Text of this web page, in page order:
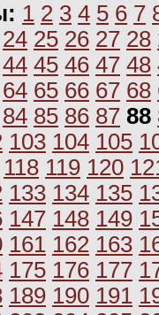
1 2 3 4 5 6 7
24 25 26 27 28
44 45 46 47 48
64 65 66 67 68
84 85 86 87 88
103 104 105
118 119 120
133 134 135
147 148 149
161 162 163
175 176 177
189 190 191